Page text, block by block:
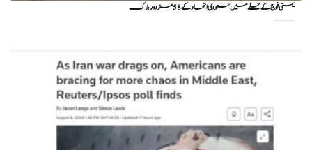
یمنی فوج کے حملے میں سعودی اتحاد کے 58 مزدور ہلاک